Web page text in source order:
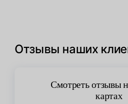
Отзывы наших
Смотреть отзывы
картах